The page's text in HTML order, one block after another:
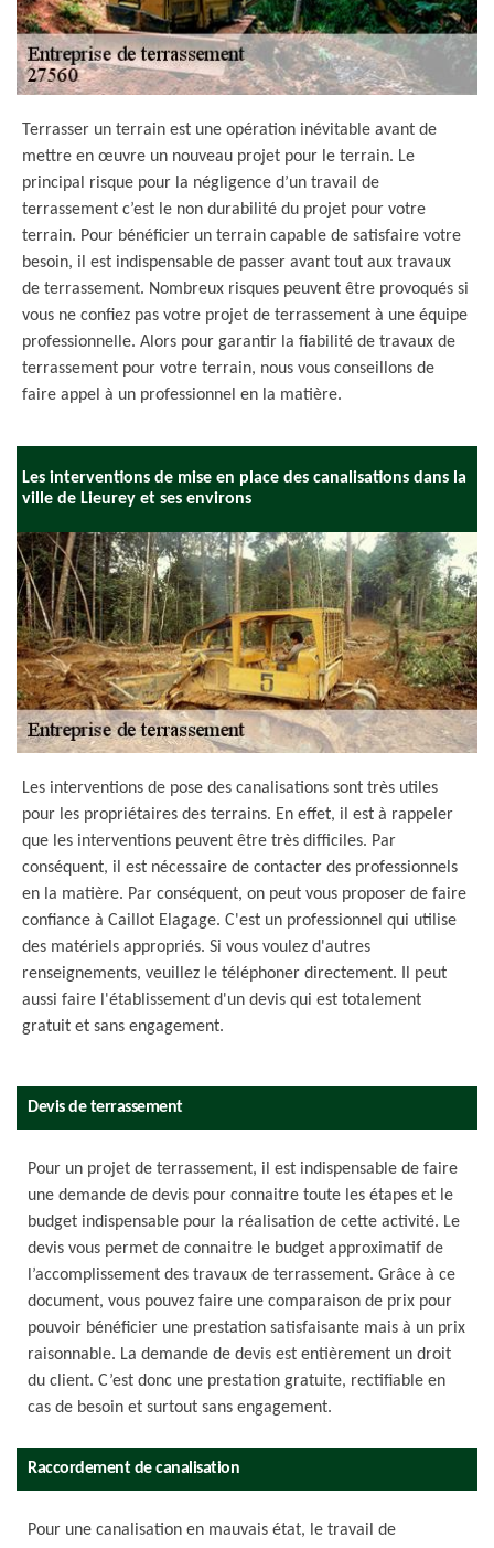
Terrasser un terrain est une opération inévitable avant de
mettre en œuvre un nouveau projet pour le terrain. Le
principal risque pour la négligence d’un travail de
terrassement c’est le non durabilité du projet pour votre
terrain. Pour bénéficier un terrain capable de satisfaire votre
besoin, il est indispensable de passer avant tout aux travaux
de terrassement. Nombreux risques peuvent être provoqués si
vous ne confiez pas votre projet de terrassement à une équipe
professionnelle. Alors pour garantir la fiabilité de travaux de
terrassement pour votre terrain, nous vous conseillons de
faire appel à un professionnel en la matière.
Les interventions de mise en place des canalisations dans la
ville de Lieurey et ses environs
Les interventions de pose des canalisations sont très utiles
pour les propriétaires des terrains. En effet, il est à rappeler
que les interventions peuvent être très difficiles. Par
conséquent, il est nécessaire de contacter des professionnels
en la matière. Par conséquent, on peut vous proposer de faire
confiance à Caillot Elagage. C'est un professionnel qui utilise
des matériels appropriés. Si vous voulez d'autres
renseignements, veuillez le téléphoner directement. Il peut
aussi faire l'établissement d'un devis qui est totalement
gratuit et sans engagement.
Devis de terrassement
Pour un projet de terrassement, il est indispensable de faire
une demande de devis pour connaitre toute les étapes et le
budget indispensable pour la réalisation de cette activité. Le
devis vous permet de connaitre le budget approximatif de
l’accomplissement des travaux de terrassement. Grâce à ce
document, vous pouvez faire une comparaison de prix pour
pouvoir bénéficier une prestation satisfaisante mais à un prix
raisonnable. La demande de devis est entièrement un droit
du client. C’est donc une prestation gratuite, rectifiable en
cas de besoin et surtout sans engagement.
Raccordement de canalisation
Pour une canalisation en mauvais état, le travail de